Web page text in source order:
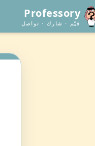
Professory
قيّم · شارك · تواصل